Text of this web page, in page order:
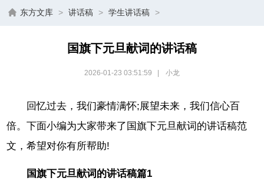
东方文库 > 讲话稿 > 学生讲话稿 >
国旗下元旦献词的讲话稿
2026-01-23 03:51:59 小龙
回忆过去，我们豪情满怀;展望未来，我们信心百
倍。下面小编为大家带来了国旗下元旦献词的讲话稿范
文，希望对你有所帮助!
国旗下元旦献词的讲话稿篇1